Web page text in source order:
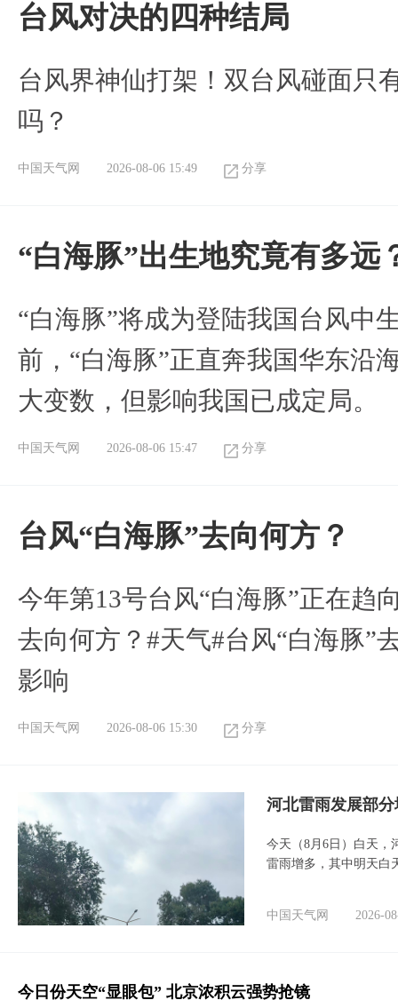
台风对决的四种结局
台风界神仙打架！双台风碰面只
吗？
中国天气网 2026-08-06 15:49 分享
“白海豚”出生地究竟有多远
“白海豚”将成为登陆我国台风中
前，“白海豚”正直奔我国华东沿
大变数，但影响我国已成定局。
中国天气网 2026-08-06 15:47 分享
台风“白海豚”去向何方？
今年第13号台风“白海豚”正在趋
去向何方？#天气#台风“白海豚”
影响
中国天气网 2026-08-06 15:30 分享
河北雷雨发展部
今天（8月6日）白天，
雷雨增多，其中明天白
中国天气网 2026-
今日份天空“显眼包” 北京浓积云强势抢镜